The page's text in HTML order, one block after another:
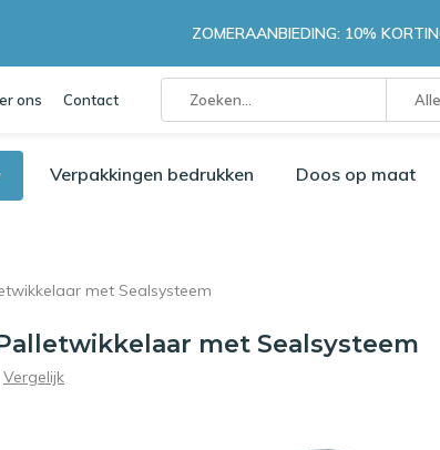
ons Contact
ZOMERAANBIEDING: 10%
Verpakkingen bedrukken Doos op maat
met Sealsysteem
met Sealsysteem
Vergelijk